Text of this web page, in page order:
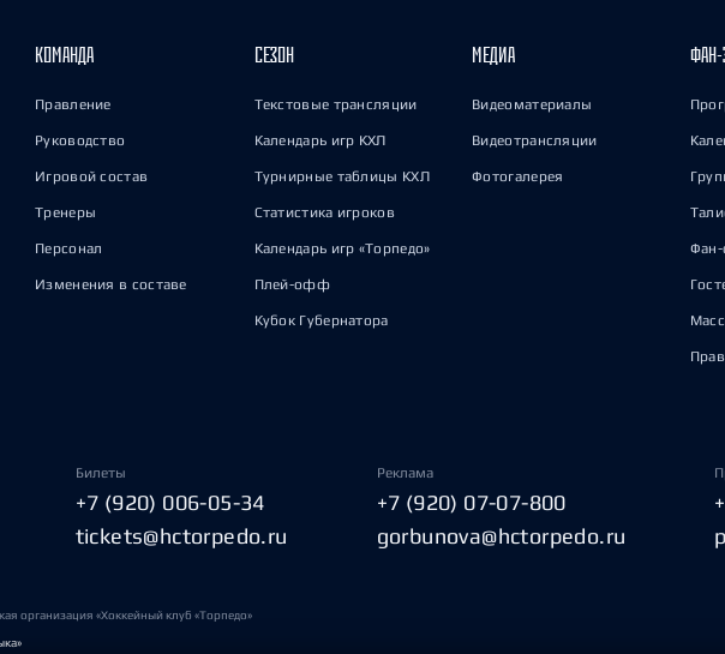
КОМАНДА
Правление
Руководство
Игровой состав
Тренеры
Персонал
Изменения в составе
СЕЗОН
Текстовые трансляции
Календарь игр КХЛ
Турнирные таблицы КХЛ
Статистика игроков
Календарь игр «Торпедо»
Плей-офф
Кубок Губернатора
МЕДИА
Видеоматериалы
Видеотрансляции
Фотогалерея
ФАН-
Фан-
Билеты
+7 (920) 006-05-34
tickets@hctorpedo.ru
Реклама
+7 (920) 07-07-800
gorbunova@hctorpedo.ru
организация «Хоккейный клуб «Торпедо»